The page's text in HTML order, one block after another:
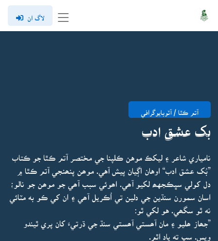
لاگ ان
آتم ڪٿا / آٽوبايوگرافي
بک عشق ادب
نامياري شاعر ۽ ليکڪ موهن ڪلپنا جي مختصر آتم ڪٿا جو ڪتاب
”بُک عشق ادب“ اوهان اڳيان پيش آهي. موھن پنھنجي آتم ڪٿا ۾
دل کولي سڀڪجهھ لکيو آھي. اھوئي سبب آھي جو موھن جو نالو؛
اسان سمورن سنڌين جي دلين تي اُڪريل آھي ۽ ان کي ڪو به مٽائي
نه ٿو سگھي. هو لکي ٿو:
”جھاز ھليو ۽ مان آھستي آھستي سنڌ جي ڌرتيءَ کان پري ٿيندو
ويس. سڀ ته ياد اٿم.